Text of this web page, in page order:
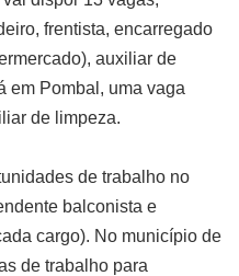
frentista, encarregado
auxiliar de
em Pombal, uma vaga
de limpeza.
de trabalho no
balconista e
cargo). No município de
de trabalho para